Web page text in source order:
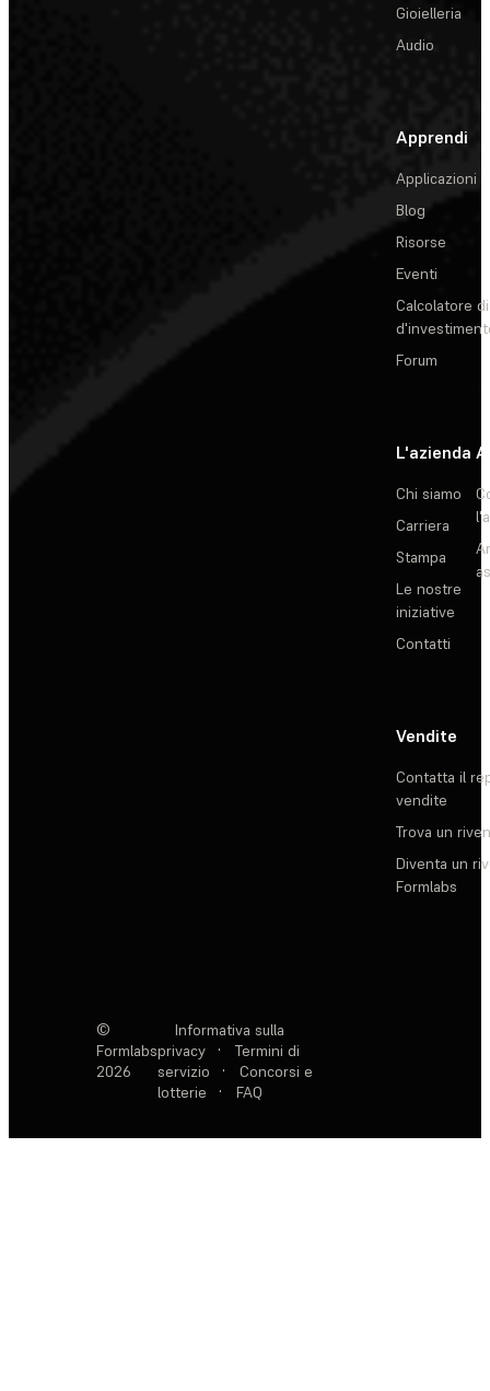
Gioielleria
Audio
Apprendi
Applicazioni
Blog
Risorse
Eventi
Calcolatore
Forum
L'azienda
Chi siamo
Carriera
Stampa
Le nostre
iniziative
Contatti
Vendite
Contatta il
vendite
Trova un
Diventa un
Formlabs
©
Formlabs
2026
Informativa sulla
privacy
·
Termini di
servizio
·
Concorsi e
lotterie
· FAQ